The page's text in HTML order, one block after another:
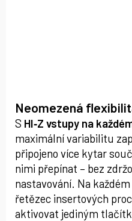
Neomezená
S HI‑Z vstupy na
maximální variabilitu
připojeno více kytar
nimi přepínat – bez
nastavování. Na
řetězec insertových
aktivovat jediným